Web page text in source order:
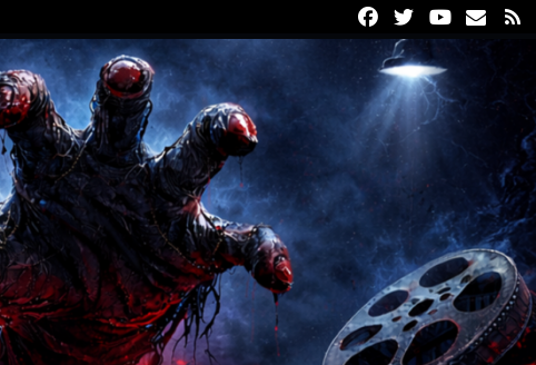
FacebookTwitterYoutube
Email